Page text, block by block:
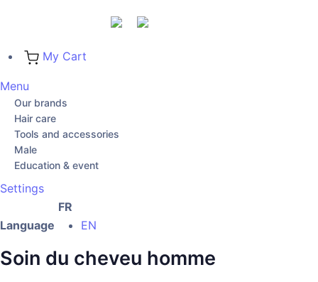
My Cart
Menu
Our brands
Hair care
Tools and accessories
Male
Education & event
Settings
Language
FR
EN
Soin du cheveu homme